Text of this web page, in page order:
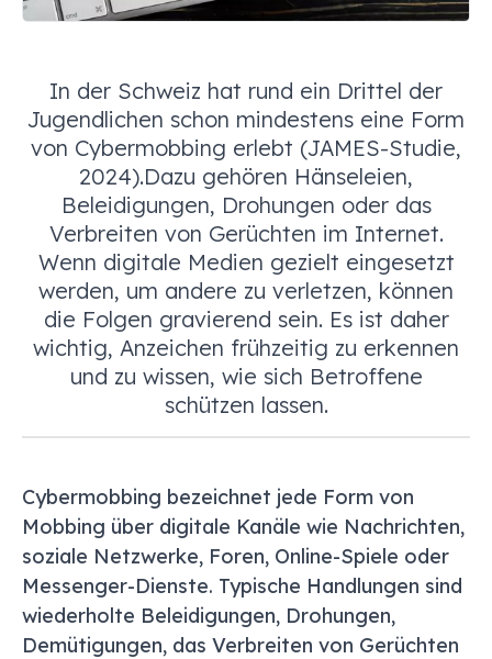
In der Schweiz hat rund ein Drittel der
Jugendlichen schon mindestens eine Form
von Cybermobbing erlebt (JAMES-Studie,
2024).Dazu gehören Hänseleien,
Beleidigungen, Drohungen oder das
Verbreiten von Gerüchten im Internet.
Wenn digitale Medien gezielt eingesetzt
werden, um andere zu verletzen, können
die Folgen gravierend sein. Es ist daher
wichtig, Anzeichen frühzeitig zu erkennen
und zu wissen, wie sich Betroffene
schützen lassen.
Cybermobbing bezeichnet jede Form von
Mobbing über digitale Kanäle wie Nachrichten,
soziale Netzwerke, Foren, Online-Spiele oder
Messenger-Dienste. Typische Handlungen sind
wiederholte Beleidigungen, Drohungen,
Demütigungen, das Verbreiten von Gerüchten